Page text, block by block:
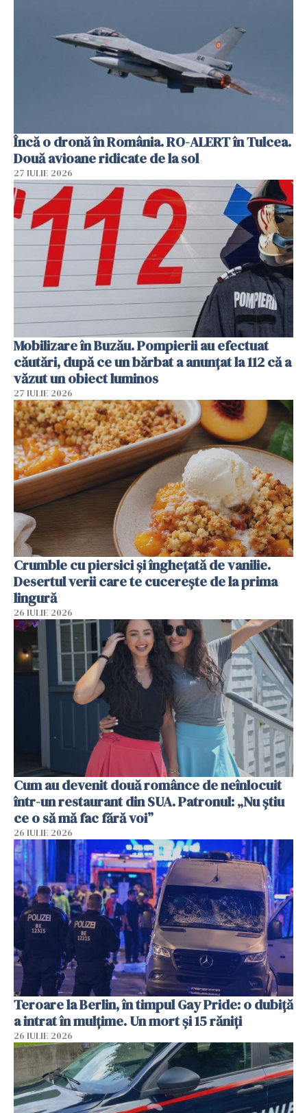
Încă o dronă în România. RO-ALERT în Tulcea.
Două avioane ridicate de la sol
27 IULIE 2026
Mobilizare în Buzău. Pompierii au efectuat
căutări, după ce un bărbat a anunțat la 112 că a
văzut un obiect luminos
27 IULIE 2026
Crumble cu piersici și înghețată de vanilie.
Desertul verii care te cucerește de la prima
lingură
26 IULIE 2026
Cum au devenit două românce de neînlocuit
într-un restaurant din SUA. Patronul: „Nu știu
ce o să mă fac fără voi”
26 IULIE 2026
Teroare la Berlin, în timpul Gay Pride: o dubiță
a intrat în mulțime. Un mort și 15 răniți
26 IULIE 2026